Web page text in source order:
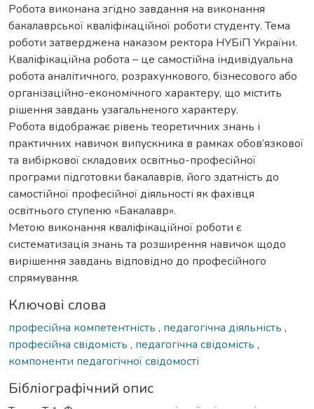
Робота виконана згідно завдання на виконання
бакалаврської кваліфікаційної роботи студенту. Тема
роботи затверджена наказом ректора НУБіП України.
Кваліфікаційна робота – це самостійна індивідуальна
робота аналітичного, розрахункового, бізнесового або
організаційно-економічного характеру, що містить
рішення завдань узагальненого характеру.
Робота відображає рівень теоретичних знань і
практичних навичок випускника в рамках обов’язкової
та вибіркової складових освітньо-професійної
програми підготовки бакалаврів, його здатність до
самостійної професійної діяльності як фахівця
освітнього ступеню «Бакалавр».
Метою виконання кваліфікаційної роботи є
систематизація знань та розширення навичок щодо
вирішення завдань відповідно до професійного
спрямування.
Ключові слова
професійна компетентність , педагогічна діяльність ,
професійна свідомість , педагогічна свідомість ,
компоненти педагогічної свідомості
Бібліографічний опис